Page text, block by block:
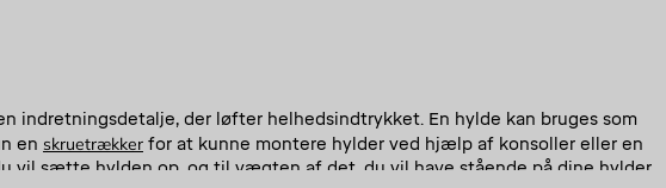
der løfter helhedsindtrykket. En hylde kan bruges som
en skruetrækker for at kunne montere hylder ved hjælp af konsoller eller en
sætte hylden op, og til vægten af det, du vil have stående på dine hylder.